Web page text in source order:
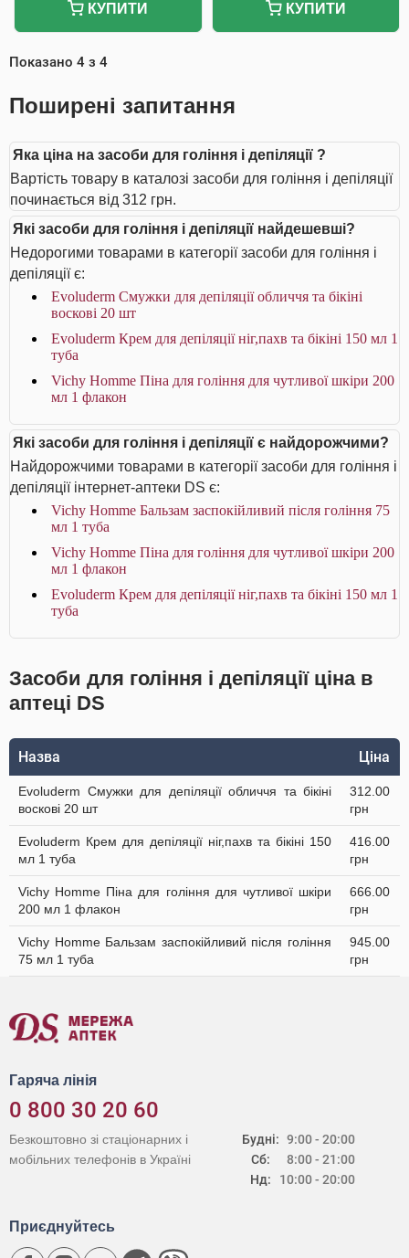
КУПИТИ КУПИТИ
Показано 4 з 4
Поширені запитання
Яка ціна на засоби для гоління і депіляції ?
Вартість товару в каталозі засоби для гоління і депіляції
починається від 312 грн.
Які засоби для гоління і депіляції найдешевші?
Недорогими товарами в категорії засоби для гоління і
депіляції є:
Evoluderm Смужки для депіляції обличчя та бікіні
воскові 20 шт
Evoluderm Крем для депіляції ніг,пахв та бікіні 150 мл 1
туба
Vichy Homme Піна для гоління для чутливої шкіри 200
мл 1 флакон
Які засоби для гоління і депіляції є найдорожчими?
Найдорожчими товарами в категорії засоби для гоління і
депіляції інтернет-аптеки DS є:
Vichy Homme Бальзам заспокійливий після гоління 75
мл 1 туба
Vichy Homme Піна для гоління для чутливої шкіри 200
мл 1 флакон
Evoluderm Крем для депіляції ніг,пахв та бікіні 150 мл 1
туба
Засоби для гоління і депіляції ціна в
аптеці DS
Назва Ціна
Evoluderm Смужки для депіляції обличчя та бікіні
воскові 20 шт
312.00
грн
Evoluderm Крем для депіляції ніг,пахв та бікіні 150
мл 1 туба
416.00
грн
Vichy Homme Піна для гоління для чутливої шкіри
200 мл 1 флакон
666.00
грн
Vichy Homme Бальзам заспокійливий після гоління
75 мл 1 туба
945.00
грн
Гаряча лінія
0 800 30 20 60
Будні:
Сб:
Нд:
9:00 - 20:00
8:00 - 21:00
10:00 - 20:00
Безкоштовно зі стаціонарних і
мобільних телефонів в Україні
Приєднуйтесь